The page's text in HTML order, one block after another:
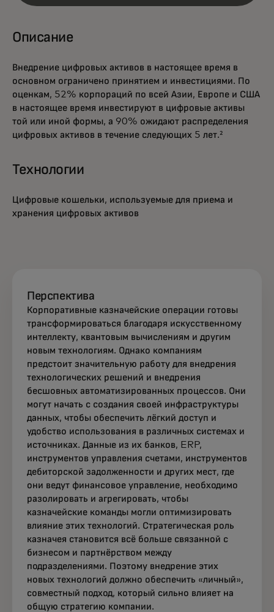
Описание
Внедрение цифровых активов в настоящее время в
основном ограничено принятием и инвестициями. По
оценкам, 52% корпораций по всей Азии, Европе и США
в настоящее время инвестируют в цифровые активы
той или иной формы, а 90% ожидают распределения
цифровых активов в течение следующих 5 лет.²
Технологии
Цифровые кошельки, используемые для приема и
хранения цифровых активов
Перспектива
Корпоративные казначейские операции готовы
трансформироваться благодаря искусственному
интеллекту, квантовым вычислениям и другим
новым технологиям. Однако компаниям
предстоит значительную работу для внедрения
технологических решений и внедрения
бесшовных автоматизированных процессов. Они
могут начать с создания своей инфраструктуры
данных, чтобы обеспечить лёгкий доступ и
удобство использования в различных системах и
источниках. Данные из их банков, ERP,
инструментов управления счетами, инструментов
дебиторской задолженности и других мест, где
они ведут финансовое управление, необходимо
разолировать и агрегировать, чтобы
казначейские команды могли оптимизировать
влияние этих технологий. Стратегическая роль
казначея становится всё больше связанной с
бизнесом и партнёрством между
подразделениями. Поэтому внедрение этих
новых технологий должно обеспечить «личный»,
совместный подход, который сильно влияет на
общую стратегию компании.